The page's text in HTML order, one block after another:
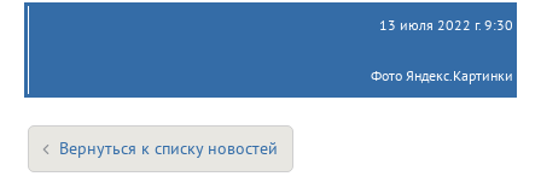
13 июля 2022 г. 9:30
Фото Яндекс.Картинки
Вернуться к списку новостей